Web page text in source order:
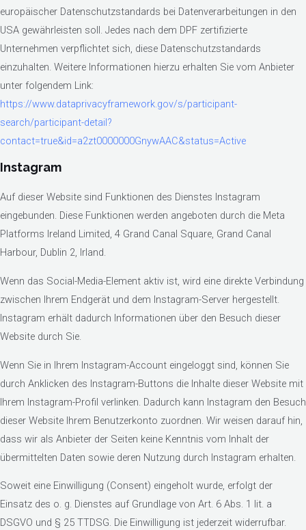
europäischer Datenschutzstandards bei Datenverarbeitungen in den
USA gewährleisten soll. Jedes nach dem DPF zertifizierte
Unternehmen verpflichtet sich, diese Datenschutzstandards
einzuhalten. Weitere Informationen hierzu erhalten Sie vom Anbieter
unter folgendem Link:
https://www.dataprivacyframework.gov/s/participant-
search/participant-detail?
contact=true&id=a2zt0000000GnywAAC&status=Active
Instagram
Auf dieser Website sind Funktionen des Dienstes Instagram
eingebunden. Diese Funktionen werden angeboten durch die Meta
Platforms Ireland Limited, 4 Grand Canal Square, Grand Canal
Harbour, Dublin 2, Irland.
Wenn das Social-Media-Element aktiv ist, wird eine direkte Verbindung
zwischen Ihrem Endgerät und dem Instagram-Server hergestellt.
Instagram erhält dadurch Informationen über den Besuch dieser
Website durch Sie.
Wenn Sie in Ihrem Instagram-Account eingeloggt sind, können Sie
durch Anklicken des Instagram-Buttons die Inhalte dieser Website mit
Ihrem Instagram-Profil verlinken. Dadurch kann Instagram den Besuch
dieser Website Ihrem Benutzerkonto zuordnen. Wir weisen darauf hin,
dass wir als Anbieter der Seiten keine Kenntnis vom Inhalt der
übermittelten Daten sowie deren Nutzung durch Instagram erhalten.
Soweit eine Einwilligung (Consent) eingeholt wurde, erfolgt der
Einsatz des o. g. Dienstes auf Grundlage von Art. 6 Abs. 1 lit. a
DSGVO und § 25 TTDSG. Die Einwilligung ist jederzeit widerrufbar.